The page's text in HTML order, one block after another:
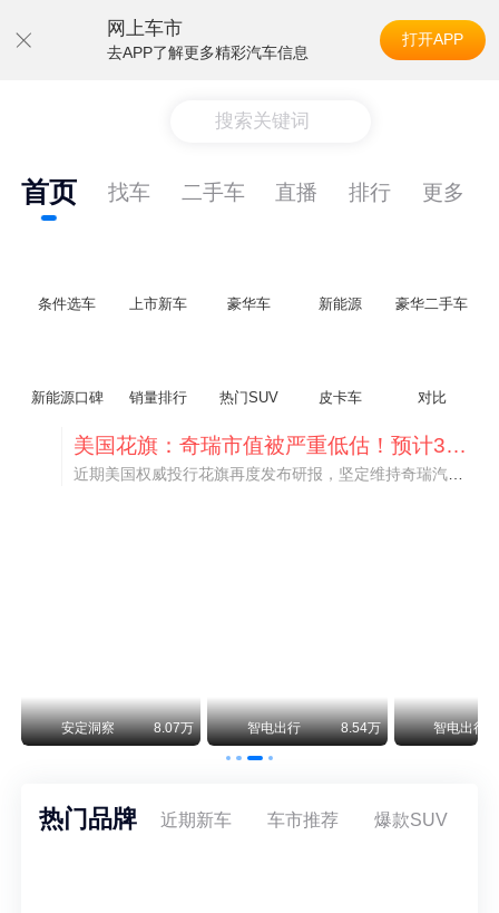
网上车市
去APP了解更多精彩汽车信息
打开APP
搜索关键词
首页 找车 二手车 直播 排行 更多
条件选车 上市新车 豪华车 新能源 豪华二手车
新能源口碑 销量排行 热门SUV 皮卡车 对比
美国花旗：奇瑞市值被严重低估！预计36港元/股
近期美国权威投行花旗再度发布研报，坚定维持奇瑞汽车（09973.HK）买入评级，将其合理目标价定格在36港元/股。对照公司最新25.46港元的二级市场现价，这一目标价意味着股价存在41.4%的可观上行空间，花旗直言，当前资本市场受短期市场情绪、国内车市价格战扰动，明显低估了奇瑞长期价值与全球化成长潜力。
安定洞察 8.07万 智电出行 8.54万 智电出行
热门品牌 近期新车 车市推荐 爆款SUV